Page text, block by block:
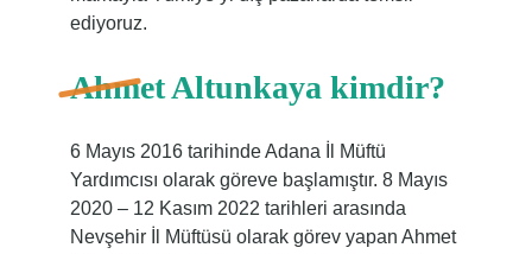
ediyoruz.
Ahmet Altunkaya kimdir?
6 Mayıs 2016 tarihinde Adana İl Müftü
Yardımcısı olarak göreve başlamıştır. 8 Mayıs
2020 – 12 Kasım 2022 tarihleri ​​arasında
Nevşehir İl Müftüsü olarak görev yapan Ahmet